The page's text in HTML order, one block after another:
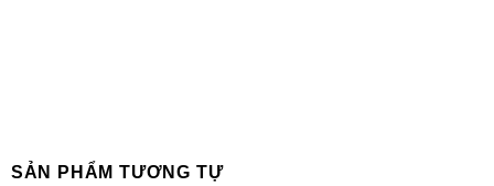
SẢN PHẨM TƯƠNG TỰ